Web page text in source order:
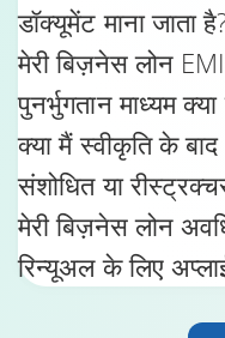
डॉक्यूमेंट माना जाता
मेरी बिज़नेस लोन
पुनर्भुगतान माध्यम
क्या मैं स्वीकृति के
संशोधित या
मेरी बिज़नेस लोन
रिन्यूअल के लिए